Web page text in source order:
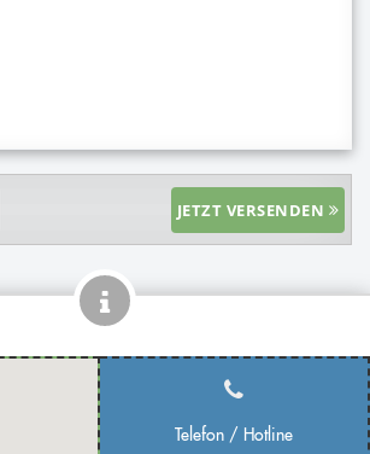
JETZT VERSENDEN
Telefon / Hotline